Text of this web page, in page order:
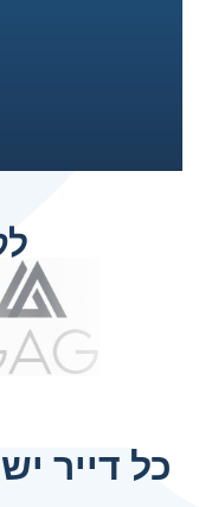
כל דייר